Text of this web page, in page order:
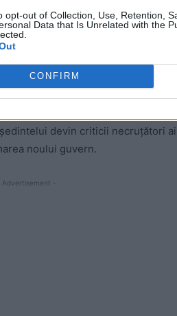
opt-out of Collection, Use, Retention,
Data that Is Unrelated with the
CONFIRM
PSD.
niciodată cu un reprezentant al
valorile și principiile
și penalilor”.
începe să se rostogolească din
devin criticii necruțători
noului guvern.
Advertisement -